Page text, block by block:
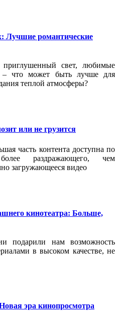
Лучшие романтические
свет, любимые
что может быть лучше для
теплой атмосферы?
или не грузится
часть контента доступна по
раздражающего, чем
загружающееся видео
кинотеатра: Больше,
подарили нам возможность
в высоком качестве, не
эра кинопросмотра